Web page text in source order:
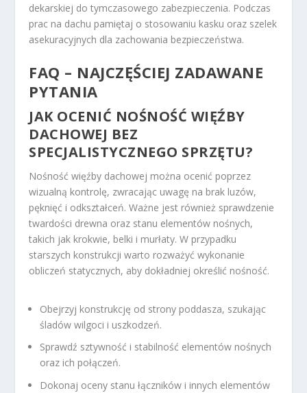
dekarskiej do tymczasowego zabezpieczenia. Podczas
prac na dachu pamiętaj o stosowaniu kasku oraz szelek
asekuracyjnych dla zachowania bezpieczeństwa.
FAQ – NAJCZĘŚCIEJ ZADAWANE
PYTANIA
JAK OCENIĆ NOŚNOŚĆ WIĘŹBY
DACHOWEJ BEZ
SPECJALISTYCZNEGO SPRZĘTU?
Nośność więźby dachowej można ocenić poprzez
wizualną kontrolę, zwracając uwagę na brak luzów,
pęknięć i odkształceń. Ważne jest również sprawdzenie
twardości drewna oraz stanu elementów nośnych,
takich jak krokwie, belki i murłaty. W przypadku
starszych konstrukcji warto rozważyć wykonanie
obliczeń statycznych, aby dokładniej określić nośność.
Obejrzyj konstrukcję od strony poddasza, szukając
śladów wilgoci i uszkodzeń.
Sprawdź sztywność i stabilność elementów nośnych
oraz ich połączeń.
Dokonaj oceny stanu łączników i innych elementów